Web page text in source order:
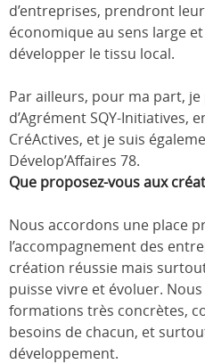
d’entreprises, prendront
économique au sens large
développer le tissu local.
Par ailleurs, pour ma part,
d’Agrément SQY-Initiatives,
CréActives, et je suis
Dévelop’Affaires 78.
Que proposez-vous aux
Nous accordons une place
l’accompagnement des
création réussie mais
puisse vivre et évoluer.
formations très concrètes,
besoins de chacun, et
développement.